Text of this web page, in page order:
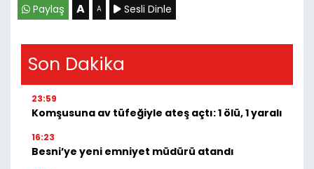
Paylaş
A A Sesli Dinle
Son Dakika
23:59
Komşusuna av tüfeğiyle ateş açtı: 1 ölü, 1 yaralı
16:23
Besni’ye yeni emniyet müdürü atandı